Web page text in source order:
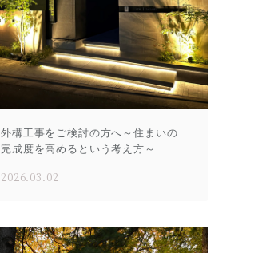
外構工事をご検討の方へ～住まいの
完成度を高めるという考え方～
2026.03.02